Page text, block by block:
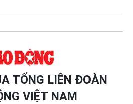
TỔNG LIÊN ĐOÀN
VIỆT NAM